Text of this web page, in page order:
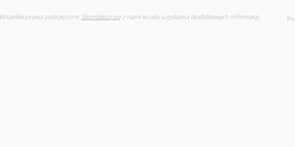
Wszelkie prawa zastrzeżone. Skontaktuj sięz nami w celu uzyskania dodatkowych informacji